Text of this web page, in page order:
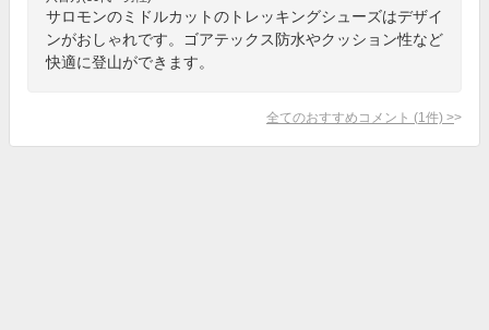
サロモンのミドルカットのトレッキングシューズはデザイ
ンがおしゃれです。ゴアテックス防水やクッション性など
快適に登山ができます。
全てのおすすめコメント (1 件) >